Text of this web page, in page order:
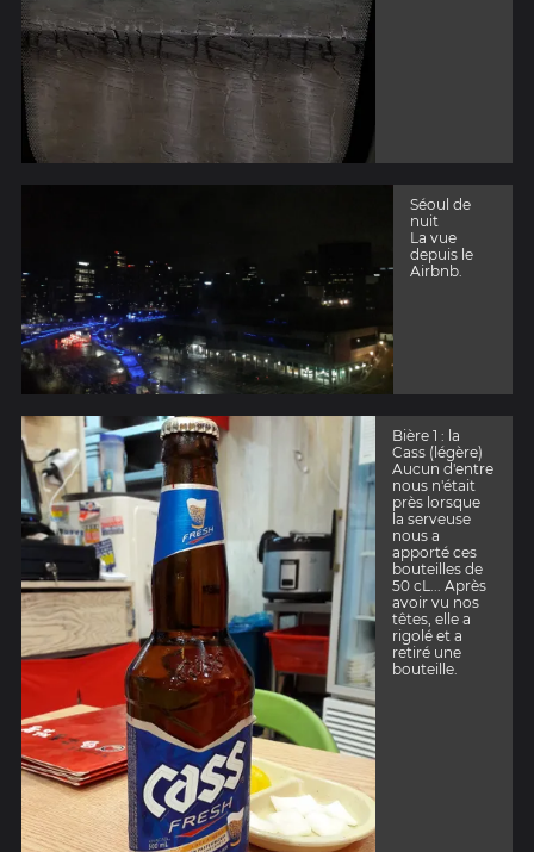
Séoul de
nuit
La vue
depuis le
Airbnb.
Bière 1 : la
Cass (légère)
Aucun d'entre
nous n'était
près lorsque
la serveuse
nous a
apporté ces
bouteilles de
50 cL... Après
avoir vu nos
têtes, elle a
rigolé et a
retiré une
bouteille.